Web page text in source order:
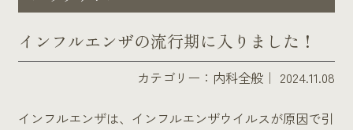
インフルエンザの流行期に入りました！
カテゴリー： 内科全般｜ 2024.11.08
インフルエンザは、インフルエンザウイルスが原因で引